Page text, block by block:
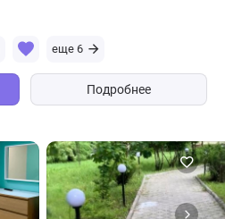
еще 6
Подробнее